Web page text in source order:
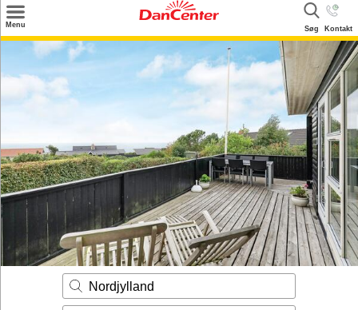
Menu Søg Kontakt
Tilbud
Inspiration
Info
Kontakt
Udlejning af sommerhus
Ejer
Nordjylland